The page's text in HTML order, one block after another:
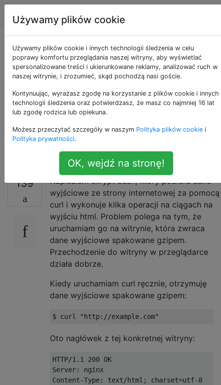
Programowanie
Jak prawidłowo
obsłużyć stronę
spakowaną na gzip
podczas używania
curl?
139
Napisałem skrypt bash, który pobiera dane
wyjściowe ze strony internetowej za pomocą
curl i wykonuje kilka operacji na ciągach na
wyjściu html. Problem polega na tym, że
uruchamiam go na witrynie, która zwraca
dane wyjściowe spakowane gzipem.
Przechodzenie do witryny w przeglądarce
działa dobrze.
Kiedy uruchamiam curl ręcznie, otrzymuję
dane wyjściowe spakowane gzipem:
$ curl "http://example.com"
Oto nagłówek z tej konkretnej witryny:
HTTP/1.1 200
Server:
Content-Type: text/html ; charset=utf-8
Używamy plików cookie
Używamy plików cookie i innych technologii śledzenia w celu
poprawy komfortu przeglądania naszej witryny, aby wyświetlać
spersonalizowane treści i ukierunkowane reklamy, analizować ruch w
naszej witrynie, i zrozumieć, skąd pochodzą nasi goście.
Kontynuując, wyrażasz zgodę na korzystanie z plików cookie i innych
technologii śledzenia oraz potwierdzasz, że masz co najmniej 16 lat
lub zgodę rodzica lub opiekuna.
Możesz przeczytać szczegóły w naszym Polityka plików cookie i
Polityka prywatności.
OK, wejdź na stronę!